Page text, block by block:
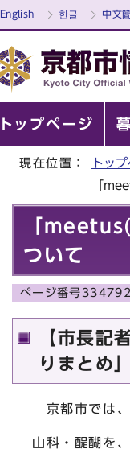
English 한글 中文
トップページ
現在位置： トッ
「
「
ついて
ページ番号334792
【市長
りまとめ
京都市では、
山科・醍醐を